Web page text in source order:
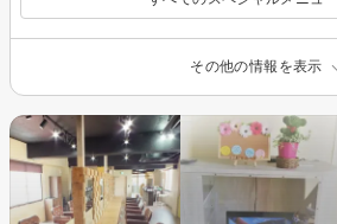
その他の情報を表示